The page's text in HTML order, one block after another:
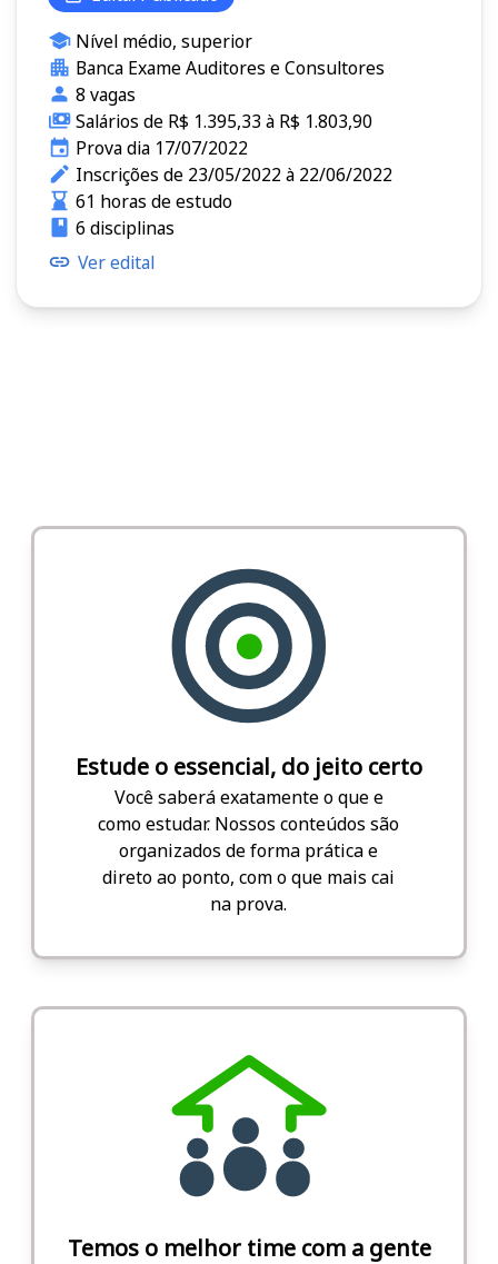
Nível médio, superior
Banca Exame Auditores e Consultores
8 vagas
Salários de R$ 1.395,33 à R$ 1.803,90
Prova dia 17/07/2022
Inscrições de 23/05/2022 à 22/06/2022
61 horas de estudo
6 disciplinas
Ver edital
Estude o essencial, do jeito certo
Você saberá exatamente o que e
como estudar. Nossos conteúdos são
organizados de forma prática e
direto ao ponto, com o que mais cai
na prova.
Temos o melhor time com a gente